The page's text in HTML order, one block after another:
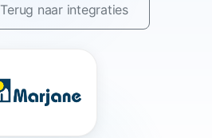
Terug naar integraties